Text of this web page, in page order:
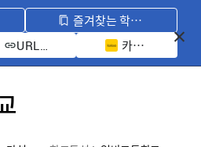
즐겨찾는 학교 모아보기
URL 복사 카카오톡 공유